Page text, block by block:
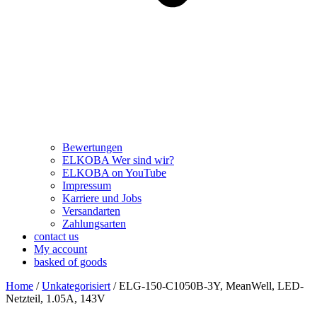
Bewertungen
ELKOBA Wer sind wir?
ELKOBA on YouTube
Impressum
Karriere und Jobs
Versandarten
Zahlungsarten
contact us
My account
basked of goods
Home /Unkategorisiert / ELG-150-C1050B-3Y, MeanWell, LED-
Netzteil, 1.05A, 143V